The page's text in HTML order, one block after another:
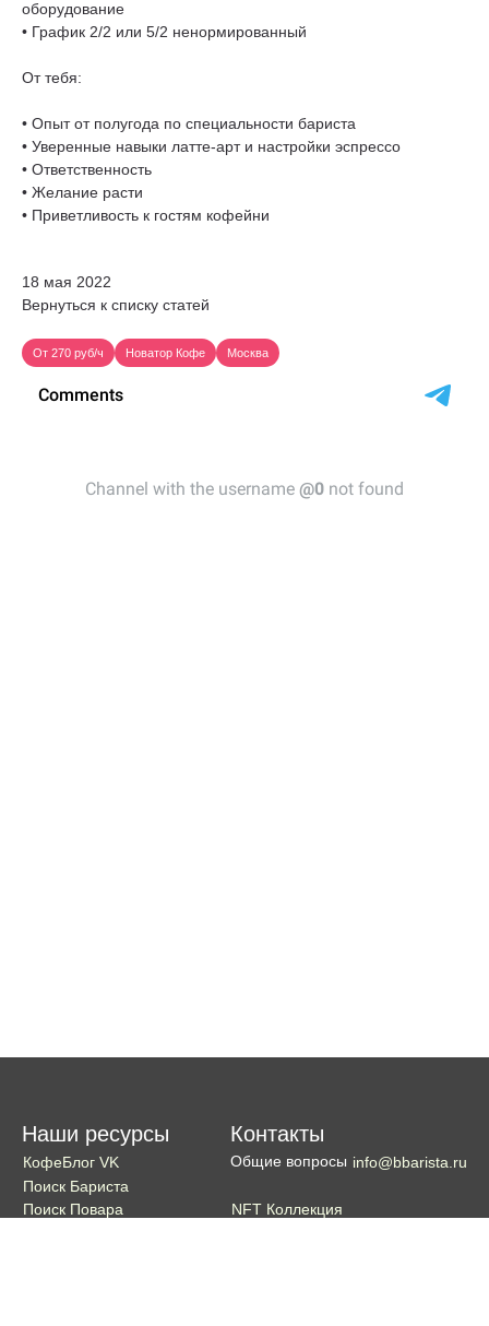
оборудование
• График 2/2 или 5/2 ненормированный
От тебя:
• Опыт от полугода по специальности бариста
• Уверенные навыки латте-арт и настройки эспрессо
• Ответственность
• Желание расти
• Приветливость к гостям кофейни
18 мая 2022
Вернуться к списку статей
От 270 руб/ч Новатор Кофе Москва
Наши ресурсы
КофеБлог VK
Поиск Бариста
Поиск Повара
Контакты
Общие вопросы info@bbarista.ru
NFT Коллекция